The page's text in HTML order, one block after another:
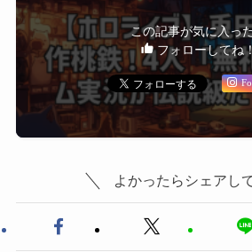
この記事が気に入っ
フォローしてね
よかったらシェアし